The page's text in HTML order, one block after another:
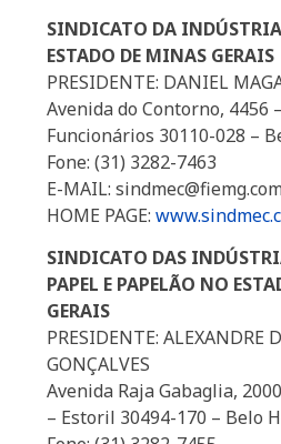
SINDICATO DA
ESTADO DE MINAS GERAIS
PRESIDENTE: DANIEL
Avenida do Contorno, 4456
Funcionários 30110-028 –
Fone: (31) 3282-7463
E-MAIL:
HOME PAGE:
SINDICATO DAS
PAPEL E PAPELÃO NO
GERAIS
PRESIDENTE: ALEXANDRE
GONÇALVES
Avenida Raja Gabaglia,
– Estoril 30494-170 – Belo